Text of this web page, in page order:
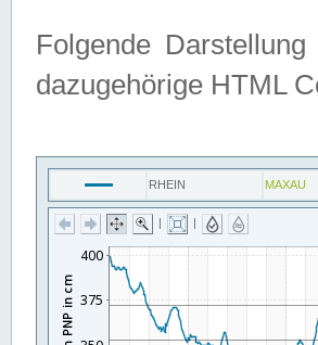
Folgende
dazugehörige HTML